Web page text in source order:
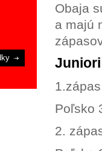
Obaja
a majú
Juniori
Poľsko
2.